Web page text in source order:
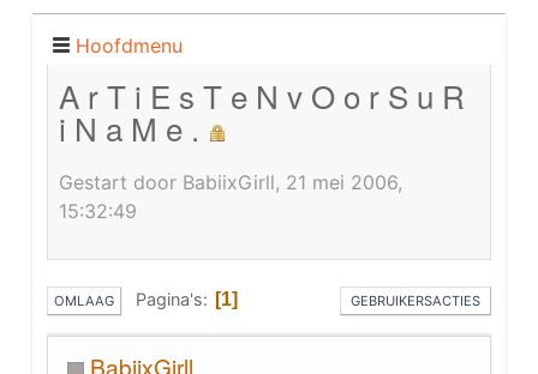
Hoofdmenu
A r T i E s T e N v O o r S u R
i N a M e .
Gestart door BabiixGirll, 21 mei 2006,
15:32:49
OMLAAG Pagina's 1 GEBRUIKERSACTIES
BabiixGirll